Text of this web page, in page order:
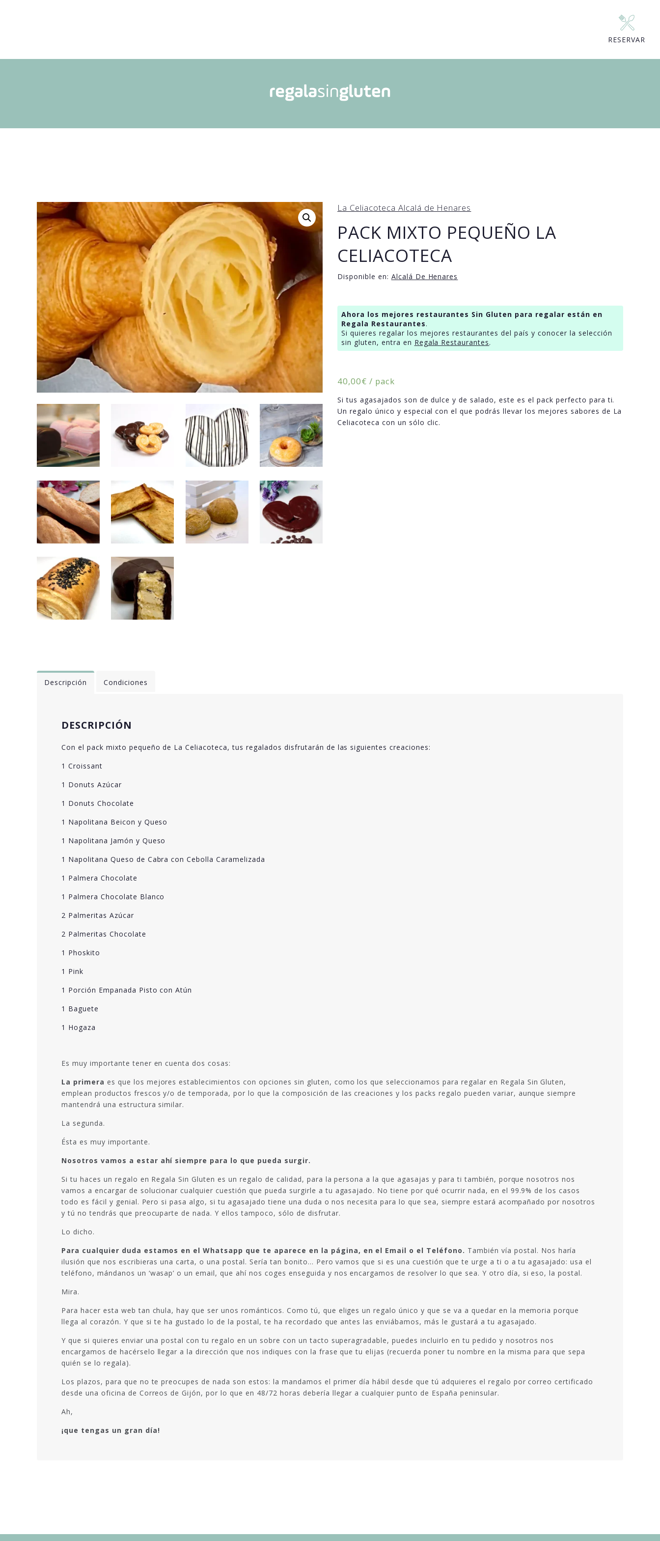
RESERVAR
La Celiacoteca Alcalá de Henares
PACK MIXTO PEQUEÑO LA
CELIACOTECA
Disponible en: Alcalá De Henares
Ahora los mejores restaurantes Sin Gluten para regalar están en
Regala Restaurantes.
Si quieres regalar los mejores restaurantes del país y conocer la selección
sin gluten, entra en Regala Restaurantes.
40,00€ / pack
Si tus agasajados son de dulce y de salado, este es el pack perfecto para ti.
Un regalo único y especial con el que podrás llevar los mejores sabores de La
Celiacoteca con un sólo clic.
Descripción Condiciones
DESCRIPCIÓN
Con el pack mixto pequeño de La Celiacoteca, tus regalados disfrutarán de las siguientes creaciones:
1 Croissant
1 Donuts Azúcar
1 Donuts Chocolate
1 Napolitana Beicon y Queso
1 Napolitana Jamón y Queso
1 Napolitana Queso de Cabra con Cebolla Caramelizada
1 Palmera Chocolate
1 Palmera Chocolate Blanco
2 Palmeritas Azúcar
2 Palmeritas Chocolate
1 Phoskito
1 Pink
1 Porción Empanada Pisto con Atún
1 Baguete
1 Hogaza
Es muy importante tener en cuenta dos cosas:
La primera es que los mejores establecimientos con opciones sin gluten, como los que seleccionamos para regalar en Regala Sin Gluten,
emplean productos frescos y/o de temporada, por lo que la composición de las creaciones y los packs regalo pueden variar, aunque siempre
mantendrá una estructura similar.
La segunda.
Ésta es muy importante.
Nosotros vamos a estar ahí siempre para lo que pueda surgir.
Si tu haces un regalo en Regala Sin Gluten es un regalo de calidad, para la persona a la que agasajas y para ti también, porque nosotros nos
vamos a encargar de solucionar cualquier cuestión que pueda surgirle a tu agasajado. No tiene por qué ocurrir nada, en el 99.9% de los casos
todo es fácil y genial. Pero si pasa algo, si tu agasajado tiene una duda o nos necesita para lo que sea, siempre estará acompañado por nosotros
y tú no tendrás que preocuparte de nada. Y ellos tampoco, sólo de disfrutar.
Lo dicho.
Para cualquier duda estamos en el Whatsapp que te aparece en la página, en el Email o el Teléfono. También vía postal. Nos haría
ilusión que nos escribieras una carta, o una postal. Sería tan bonito… Pero vamos que si es una cuestión que te urge a ti o a tu agasajado: usa el
teléfono, mándanos un ‘wasap’ o un email, que ahí nos coges enseguida y nos encargamos de resolver lo que sea. Y otro día, si eso, la postal.
Mira.
Para hacer esta web tan chula, hay que ser unos románticos. Como tú, que eliges un regalo único y que se va a quedar en la memoria porque
llega al corazón. Y que si te ha gustado lo de la postal, te ha recordado que antes las enviábamos, más le gustará a tu agasajado.
Y que si quieres enviar una postal con tu regalo en un sobre con un tacto superagradable, puedes incluirlo en tu pedido y nosotros nos
encargamos de hacérselo llegar a la dirección que nos indiques con la frase que tu elijas (recuerda poner tu nombre en la misma para que sepa
quién se lo regala).
Los plazos, para que no te preocupes de nada son estos: la mandamos el primer día hábil desde que tú adquieres el regalo por correo certificado
desde una oficina de Correos de Gijón, por lo que en 48/72 horas debería llegar a cualquier punto de España peninsular.
Ah,
¡que tengas un gran día!